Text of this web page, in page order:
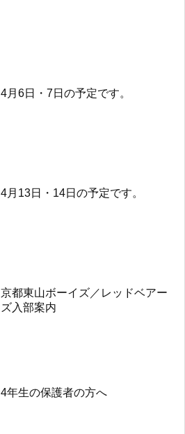
4月6日・7日の予定です。
4月13日・14日の予定です。
京都東山ボーイズ／レッドベアー
ズ入部案内
4年生の保護者の方へ